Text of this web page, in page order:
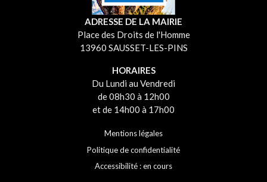
ADRESSE DE LA MAIRIE
Place des Droits de l'Homme
13960 SAUSSET-LES-PINS
HORAIRES
Du Lundi au Vendredi
de 08h30 à 12h00
et de 14h00 à 17h00
Mentions légales
Politique de confidentialité
Accessibilité : en cours